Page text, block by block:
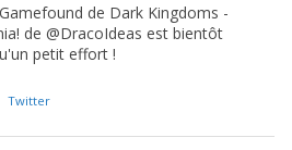
de Dark Kingdoms -
de @DracoIdeas est bientôt
petit effort !
Twitter